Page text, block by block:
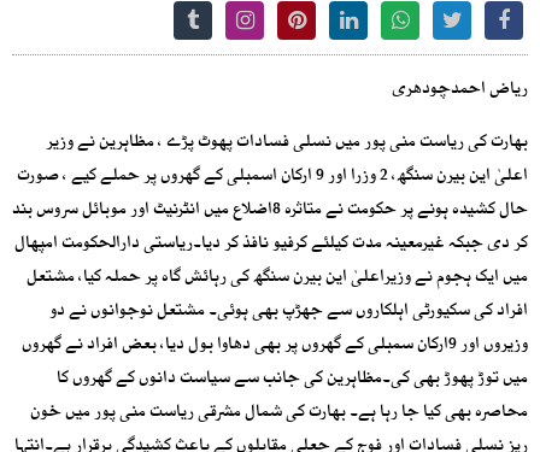
ریاض احمدچودھری
بھارت کی ریاست منی پور میں نسلی فسادات پھوٹ پڑے ، مظاہرین نے وزیر
اعلیٰ این بیرن سنگھ، 2 وزرا اور 9 ارکان اسمبلی کے گھروں پر حملے کیے ، صورت
حال کشیدہ ہونے پر حکومت نے متاثرہ 8اضلاع میں انٹرنیٹ اور موبائل سروس بند
کر دی جبکہ غیرمعینہ مدت کیلئے کرفیو نافذ کر دیا۔ریاستی دارالحکومت امپھال
میں ایک ہجوم نے وزیراعلیٰ این بیرن سنگھ کی رہائش گاہ پر حملہ کیا، مشتعل
افراد کی سکیورٹی اہلکاروں سے جھڑپ بھی ہوئی۔ مشتعل نوجوانوں نے دو
وزیروں اور 9ارکان سمبلی کے گھروں پر بھی دھاوا بول دیا، بعض افراد نے گھروں
میں توڑ پھوڑ بھی کی۔مظاہرین کی جانب سے سیاست دانوں کے گھروں کا
محاصرہ بھی کیا جا رہا ہے۔ بھارت کی شمال مشرقی ریاست منی پور میں خون